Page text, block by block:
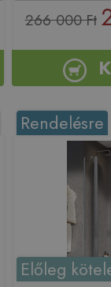
266 000 Ft
Rendelésre
Előleg